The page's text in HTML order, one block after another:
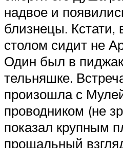
надвое и
близнецы. Кстати,
столом сидит не
Один был в
тельняшке.
произошла с
проводником (не
показал крупным
прощальный